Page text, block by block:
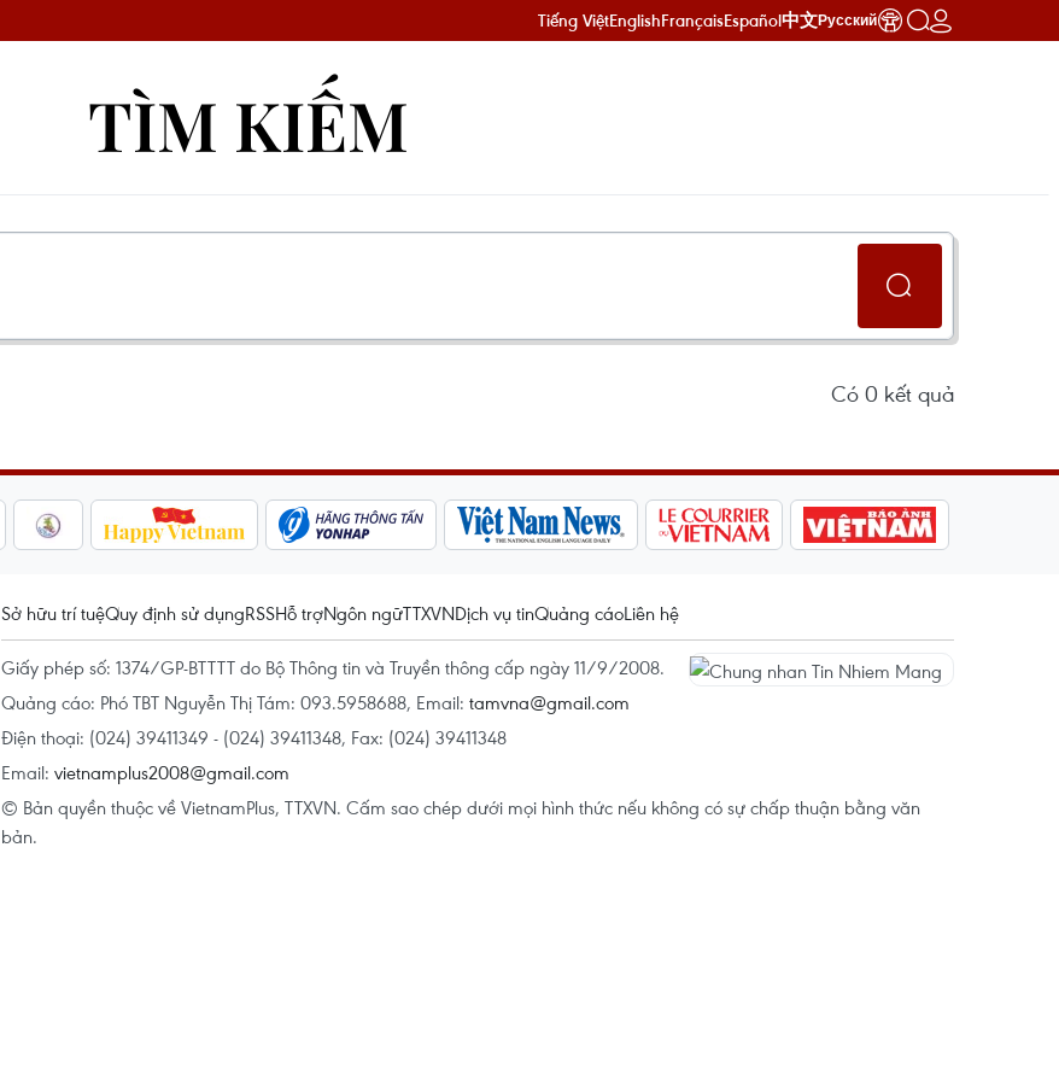
Tiếng ViệtEnglishFrançaisEspañol中文Русский
TÌM KIẾM
Có 0 kết quả
Sở hữu trí tuệQuy định sử dụngRSSHỗ trợNgôn ngữTTXVNDịch vụ tinQuảng cáoLiên hệ
Giấy phép số: 1374/GP-BTTTT do Bộ Thông tin và Truyền thông cấp ngày 11/9/2008.
Quảng cáo: Phó TBT Nguyễn Thị Tám: 093.5958688, Email: tamvna@gmail.com
Điện thoại: (024) 39411349 - (024) 39411348, Fax: (024) 39411348
Email: vietnamplus2008@gmail.com
© Bản quyền thuộc về VietnamPlus, TTXVN. Cấm sao chép dưới mọi hình thức nếu không có sự chấp thuận bằng văn
bản.